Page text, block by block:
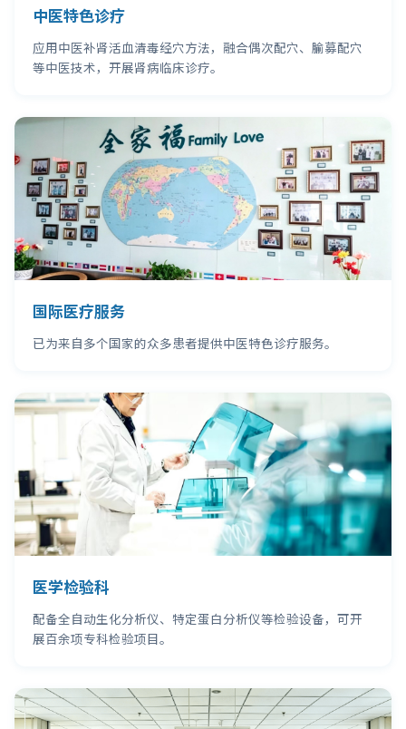
中医特色诊疗
应用中医补肾活血清毒经穴方法，融合偶次配穴、腧募配穴
等中医技术，开展肾病临床诊疗。
国际医疗服务
已为来自多个国家的众多患者提供中医特色诊疗服务。
医学检验科
配备全自动生化分析仪、特定蛋白分析仪等检验设备，可开
展百余项专科检验项目。